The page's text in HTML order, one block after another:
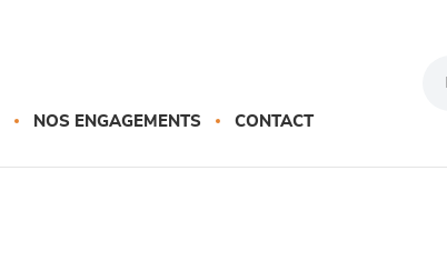
NOS ENGAGEMENTS CONTACT